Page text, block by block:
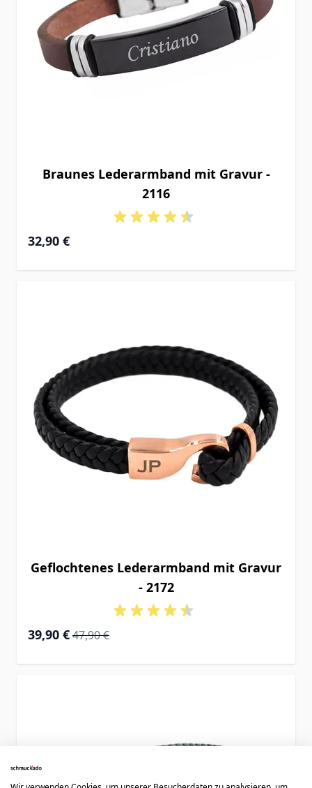
Braunes Lederarmband mit Gravur -
2116
32,90 €
Geflochtenes Lederarmband mit Gravur
- 2172
Special Price
39,90 € Regular Price
47,90 €